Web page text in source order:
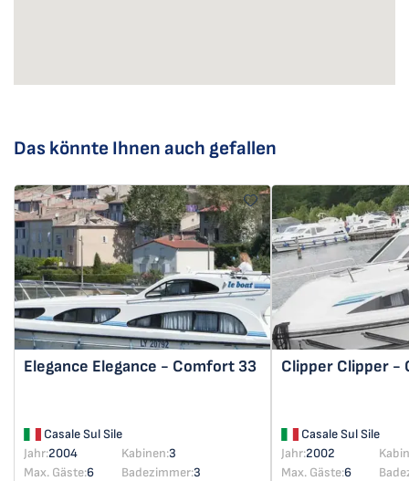
Das könnte Ihnen auch gefallen
Elegance Elegance - Comfort 33
Casale Sul Sile
Jahr:2004 Kabinen:3
Max. Gäste:6 Badezimmer:3
Clipper Clipper -
Casale Sul Sile
Jahr:2002
Max. Gäste:6